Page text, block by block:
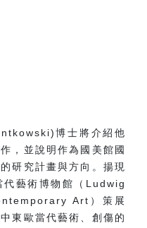
博士將介紹他
，並說明作為國美館國
研究計畫與方向。揚現
藝術博物館（ Ludwig
Art ）策展
東歐當代藝術、創傷的